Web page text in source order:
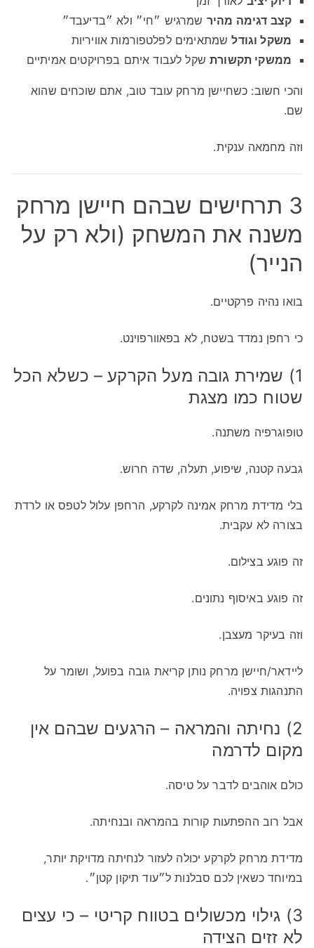
קצב דגימה מהיר שמרגיש ״חי״ ולא ״בדיעבד״
משקל וגודלשמתאימים לפלטפורמות אוויריות
ממשקי תקשורתשקל לעבוד איתם בפרויקטים אמיתיים
והכי חשוב: כשחיישן מרחק עובד טוב, אתם שוכחים שהוא
שם.
וזה מחמאה ענקית.
3 תרחישים שבהם חיישן מרחק
משנה את המשחק (ולא רק על
הנייר)
בואו נהיה פרקטיים.
כי רחפן נמדד בשטח, לא בפאוורפוינט.
1) שמירת גובה מעל הקרקע – כשלא הכל
שטוח כמו מצגת
טופוגרפיה משתנה.
גבעה קטנה, שיפוע, תעלה, שדה חרוש.
בלי מדידת מרחק אמינה לקרקע, הרחפן עלול לטפס או לרדת
בצורה לא עקבית.
זה פוגע בצילום.
זה פוגע באיסוף נתונים.
וזה בעיקר מעצבן.
ליידאר/חיישן מרחק נותן קריאת גובה בפועל, ושומר על
התנהגות צפויה.
2) נחיתה והמראה – הרגעים שבהם אין
מקום לדרמה
כולם אוהבים לדבר על טיסה.
אבל רוב ההפתעות קורות בהמראה ובנחיתה.
מדידת מרחק לקרקע יכולה לעזור לנחיתה מדויקת יותר,
במיוחד כשאין לכם סבלנות ל״עוד תיקון קטן״.
3) גילוי מכשולים בטווח קריטי – כי עצים
לא זזים הצידה